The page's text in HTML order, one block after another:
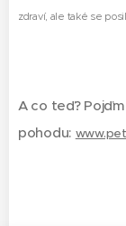
zdraví, ale také se
A co teď?
pohodu: